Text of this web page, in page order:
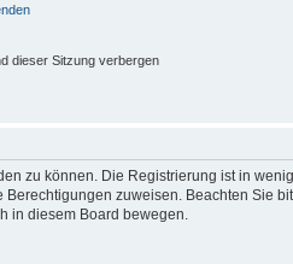
dieser Sitzung verbergen
zu können. Die Registrierung ist in
zuweisen. Beachten Sie
in diesem Board bewegen.